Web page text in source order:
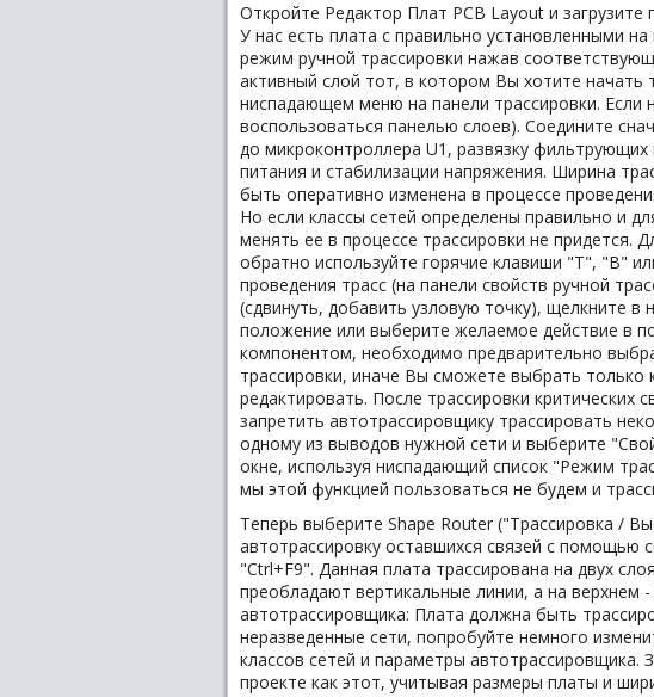
Откройте Редактор Плат PCB Layout и
У нас есть плата с правильно установленными
режим ручной трассировки нажав
активный слой тот, в котором Вы хотите начать
ниспадающем меню на панели трассировки.
воспользоваться панелью слоев). Соедините
до микроконтроллера U1, развязку
питания и стабилизации напряжения. Ширина
быть оперативно изменена в процессе
Но если классы сетей определены правильно и
менять ее в процессе трассировки не придется.
обратно используйте горячие клавиши "T", "B"
проведения трасс (на панели свойств ручной
(сдвинуть, добавить узловую точку), щелкните
положение или выберите желаемое действие в
компонентом, необходимо предварительно
трассировки, иначе Вы сможете выбрать
редактировать. После трассировки
запретить автотрассировщику трассировать
одному из выводов нужной сети и выберите
окне, используя ниспадающий список "Режим
мы этой функцией пользоваться не будем и
Теперь выберите Shape Router ("Трассировка /
автотрассировку оставшихся связей с помощью
"Ctrl+F9". Данная плата трассирована на двух
преобладают вертикальные линии, а на верхнем
автотрассировщика: Плата должна быть
неразведенные сети, попробуйте немного
классов сетей и параметры автотрассировщика.
проекте как этот, учитывая размеры платы и